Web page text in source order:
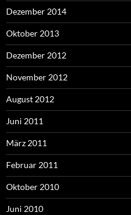
Dezember 2014
Oktober 2013
Dezember 2012
November 2012
August 2012
Juni 2011
März 2011
Februar 2011
Oktober 2010
Juni 2010